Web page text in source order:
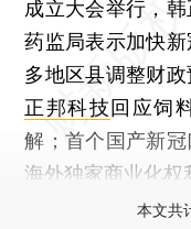
成立大会举行，
药监局表示加快
多地区县调整财
正邦科技 回应饲
解；首个国产新
海外独家商业化权
本文共